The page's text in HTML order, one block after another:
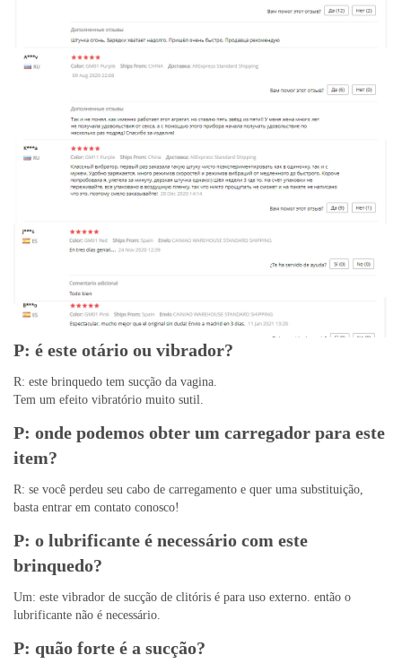
P: é este otário ou vibrador?
R: este brinquedo tem sucção da vagina.
Tem um efeito vibratório muito sutil.
P: onde podemos obter um carregador para este
item?
R: se você perdeu seu cabo de carregamento e quer uma substituição,
basta entrar em contato conosco!
P: o lubrificante é necessário com este
brinquedo?
Um: este vibrador de sucção de clitóris é para uso externo. então o
lubrificante não é necessário.
P: quão forte é a sucção?